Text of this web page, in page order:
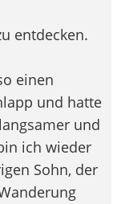
entdecken.
einen
und hatte
und
ich wieder
Sohn, der